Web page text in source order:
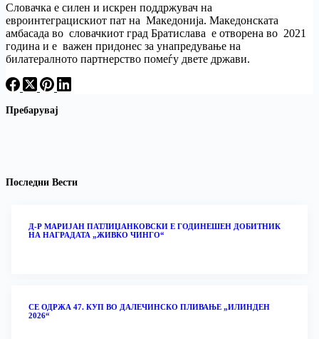
Словачка е силен и искрен поддржувач на
евроинтеграцискиот пат на Македонија. Македонската
амбасада во словачкиот град Братислава е отворена во 2021
година и е важен придонес за унапредување на
билатералното партнерство помеѓу двете држави.
Пребарувај
Последни Вести
Д-Р МАРИЈАН ПАТЛИЏАНКОВСКИ Е ГОДИНЕШЕН ДОБИТНИК
НА НАГРАДАТА „ЖИВКО ЧИНГО“
СЕ ОДРЖА 47. КУП ВО ДАЛЕЧИНСКО ПЛИВАЊЕ „ИЛИНДЕН
2026“